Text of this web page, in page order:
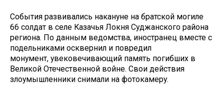
События развивались накануне на братской могиле
66 солдат в селе Казачья Локня Суджанского района
региона. По данным ведомства, иностранец вместе с
подельниками осквернил и повредил
монумент, увековечивающий память погибших в
Великой Отечественной войне. Свои действия
злоумышленники снимали на фотокамеру.